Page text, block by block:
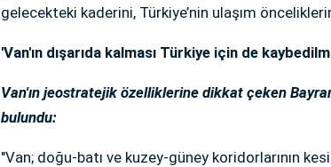
gelecekteki kaderini, Türkiye’nin ulaşım
'Van'ın dışarıda kalması Türkiye için de
Van'ın jeostratejik özelliklerine dikkat çeken
bulundu:
"Van; doğu-batı ve kuzey-güney koridorlarının